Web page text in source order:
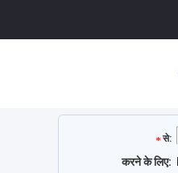
से:
करने के लिए: